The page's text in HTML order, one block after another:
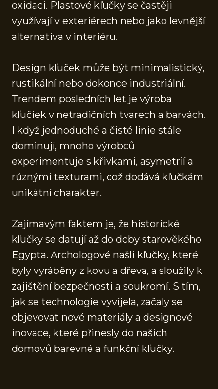
oxidaci. Plastové kľučky se častěji
využívají v exteriérech nebo jako levnější
alternativa v interiéru.
Design kľuček může být minimalistický,
rustikální nebo dokonce industriální.
Trendem posledních let je výroba
kľučiek v netradičních tvarech a barvách.
I když jednoduché a čisté linie stále
dominují, mnoho výrobců
experimentuje s křivkami, asymetrií a
různými texturami, což dodává kľučkám
unikátní charakter.
Zajímavým faktem je, že historické
kľučky se datují až do doby starověkého
Egypta. Archologové našli kľučky, které
byly vyráběny z kovu a dřeva, a sloužily k
zajištění bezpečnosti a soukromí. S tím,
jak se technologie vyvíjela, začaly se
objevovat nové materiály a designové
inovace, které přinesly do našich
domovů barevné a funkční kľučky.